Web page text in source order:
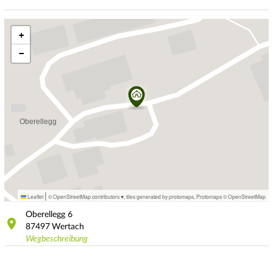
+
−
Leaflet | © OpenStreetMap contributors ♥, tiles generated by protomaps Protomaps©OpenStreetMap
Oberellegg 6
87497 Wertach
Wegbeschreibung